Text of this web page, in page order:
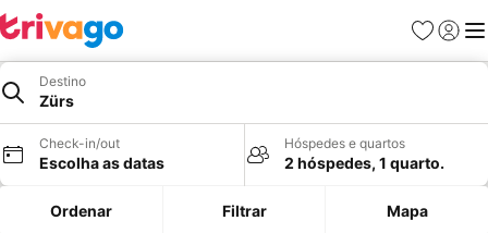
Favoritos
Iniciar
Destino
Zürs
Check-in/out
Escolha as datas
Hóspedes e quartos
2 hóspedes, 1 quarto.
Ordenar Filtrar Mapa